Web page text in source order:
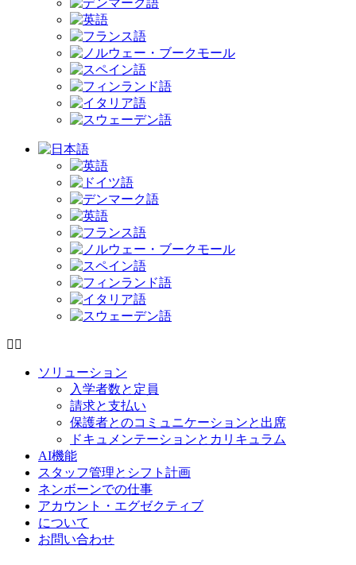
ソリューション
入学者数と定員
請求と支払い
保護者とのコミュニケーションと出席
ドキュメンテーションとカリキュラム
AI機能
スタッフ管理とシフト計画
ネンボーンでの仕事
アカウント・エグゼクティブ
について
お問い合わせ